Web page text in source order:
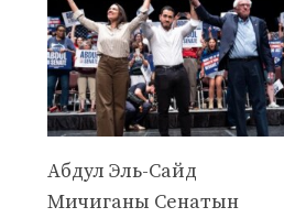
Абдул Эль-Сайд
Мичиганы Сенатын